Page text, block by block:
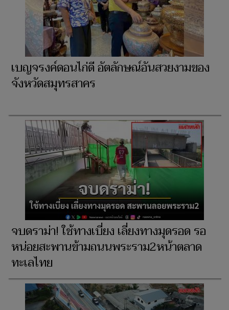
เบญจรงค์ดอนไก่ดี อัตลักษณ์อันสวยงามของ
จังหวัดสมุทรสาคร
จบดราม่า! ใช้ทางเบี่ยง เลี่ยงทางมุดรอด รอ
หน่อยสะพานข้ามถนนพระราม2หน้าตลาด
ทะเลไทย